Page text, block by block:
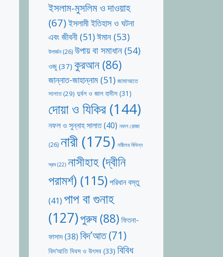
ইসলাম-মুসলিম ও দাওয়াহ
(67) ইসলামী ইতিহাস ও ঘটনা
এবং জীবনী(51)ঈমান (53)
উপার্জন(26) উপায় বা সমাধান(54)
ওজু (37) কুরআন(86)
জান্নাত-জাহান্নাম(51) জামাআতে
সালাত(29) দুর্বল ও জাল হাদীস (31)
দোয়া ও যিকির (144)
নফল ও সুন্নাহ সালাত(40) নফল রোজা
(26) নারী(175) নারীদের বিভিন্ন
স্রাব(22) নাসীহাহ (দ্বীনি
পরামর্শ) (115)পরিধান বস্তু
(41) পাপ বা গুনাহ
(127)পুরুষ(88) ফিতনা-
ফাসাদ(38) বিদ’আত(71)
বিদ’আতি দিবস ও উৎসব (33) বিবিধ